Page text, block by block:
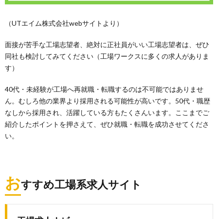
（UTエイム株式会社webサイトより）
面接が苦手な工場志望者、絶対に正社員がいい工場志望者は、ぜひ
同社も検討してみてください（工場ワークスに多くの求人がありま
す）
40代・未経験が工場へ再就職・転職するのは不可能ではありませ
ん。むしろ他の業界より採用される可能性が高いです。50代・職歴
なしから採用され、活躍している方もたくさんいます。ここまでご
紹介したポイントを押さえて、ぜひ就職・転職を成功させてくださ
い。
おすすめ工場系求人サイト